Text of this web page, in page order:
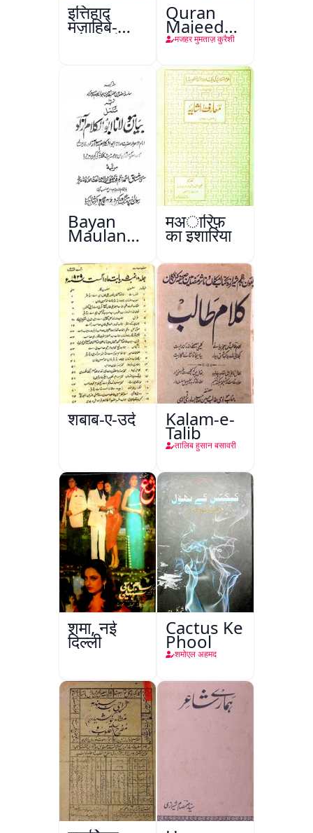
इत्तिहाद
मज़ाहिबे-
आलम, रंगून
Quran
Majeed
Keमजहर मुमताज़ कुरैशी
Bayan
Maulana
Abul
Kalam
Azad
मअारिफ़
का इशारिया
शबाब-ए-उर्दू Kalam-e-
Talib
तालिब हुसान बसावरी
शमा, नई
दिल्ली
Cactus Ke
Phool
शमोएल अहमद